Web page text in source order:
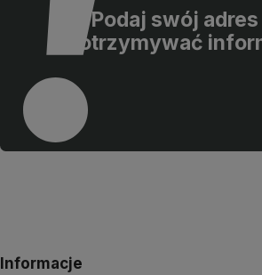
Podaj swój
otrzymywać
Informacje